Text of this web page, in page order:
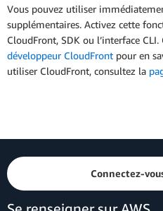
Vous pouvez utiliser
supplémentaires. Activez cette
CloudFront, SDK ou l’interface
développeur CloudFront pour en
utiliser CloudFront, consultez la
Connectez-